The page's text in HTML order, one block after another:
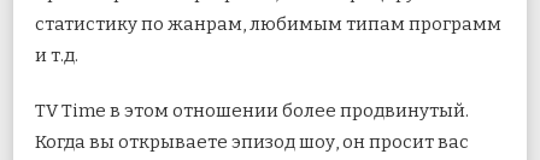
статистику по жанрам, любимым типам программ
и т.д.
TV Time в этом отношении более продвинутый.
Когда вы открываете эпизод шоу, он просит вас